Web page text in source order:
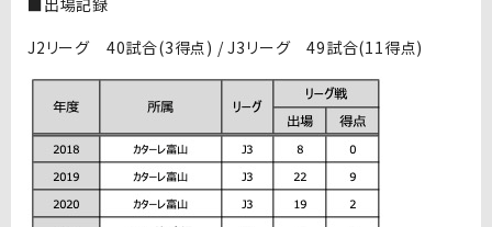
J2リーグ 40試合(3得点) / J3リーグ 49試合(11得点)